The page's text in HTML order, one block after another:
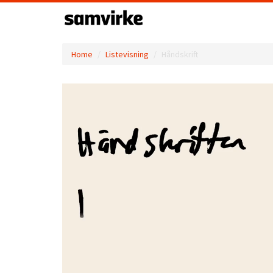
Home Listevisning Håndskrift